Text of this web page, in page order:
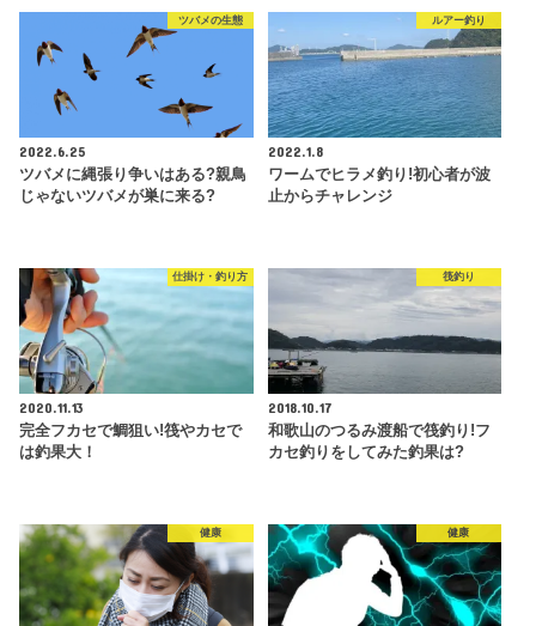
ツバメの生態
2022.6.25
ツバメに縄張り争いはある?親鳥
じゃないツバメが巣に来る?
ルアー釣り
2022.1.8
ワームでヒラメ釣り!初心者が波
止からチャレンジ
仕掛け・釣り方
2020.11.13
完全フカセで鯛狙い!筏やカセで
は釣果大！
筏釣り
2018.10.17
和歌山のつるみ渡船で筏釣り!フ
カセ釣りをしてみた釣果は?
健康 健康